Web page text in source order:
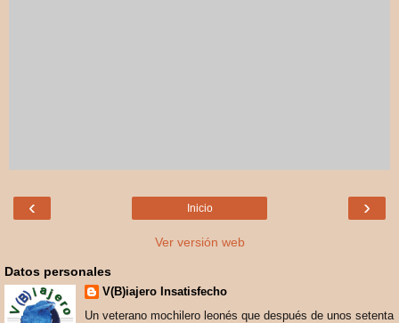
‹ ›
Inicio
Ver versión web
Datos personales
V(B)iajero Insatisfecho
Un veterano mochilero leonés que después de unos setenta